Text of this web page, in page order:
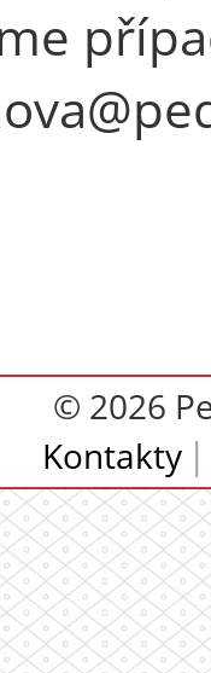
© 2026
Kontakty